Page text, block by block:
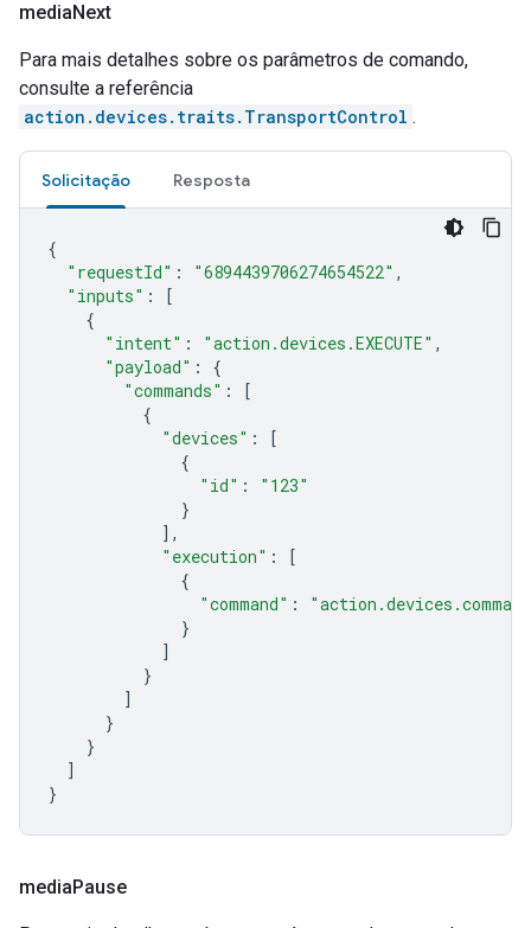
mediaNext
Para mais detalhes sobre os parâmetros de comando,
consulte a referência
action.devices.traits.TransportControl .
Solicitação Resposta
{
"requestId" : "6894439706274654522" ,
"inputs" :
[
{
"intent" : "action.devices.EXECUTE" ,
"payload" :
{
"commands" :
[
{
"devices" :
[
{
"id" :
"123"
}
],
"execution" :
[
{
"command" :
}
]
}
]
}
}
]
}
mediaPause